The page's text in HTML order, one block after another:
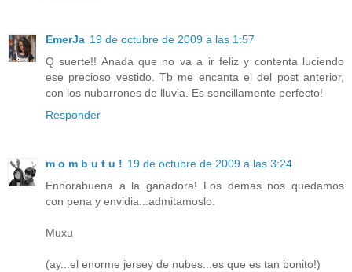
EmerJa 19 de octubre de 2009 a las 1:57
Q suerte!! Anada que no va a ir feliz y contenta luciendo
ese precioso vestido. Tb me encanta el del post anterior,
con los nubarrones de lluvia. Es sencillamente perfecto!
Responder
m o m b u t u ! 19 de octubre de 2009 a las 3:24
Enhorabuena a la ganadora! Los demas nos quedamos
con pena y envidia...admitamoslo.
Muxu
(ay...el enorme jersey de nubes...es que es tan bonito!)